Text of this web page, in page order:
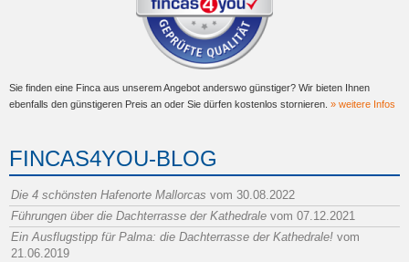
Sie finden eine Finca aus unserem Angebot anderswo günstiger? Wir bieten Ihnen
ebenfalls den günstigeren Preis an oder Sie dürfen kostenlos stornieren. » weitere Infos
FINCAS4YOU-BLOG
Die 4 schönsten Hafenorte Mallorcas vom 30.08.2022
Führungen über die Dachterrasse der Kathedrale vom 07.12.2021
Ein Ausflugstipp für Palma: die Dachterrasse der Kathedrale! vom
21.06.2019